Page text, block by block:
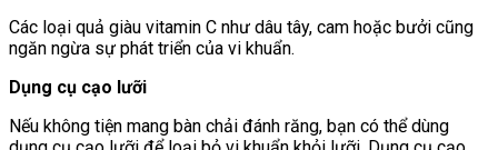
Các loại quả giàu vitamin C như dâu tây, cam hoặc bưởi cũng
ngăn ngừa sự phát triển của vi khuẩn.
Dụng cụ cạo lưỡi
Nếu không tiện mang bàn chải đánh răng, bạn có thể dùng